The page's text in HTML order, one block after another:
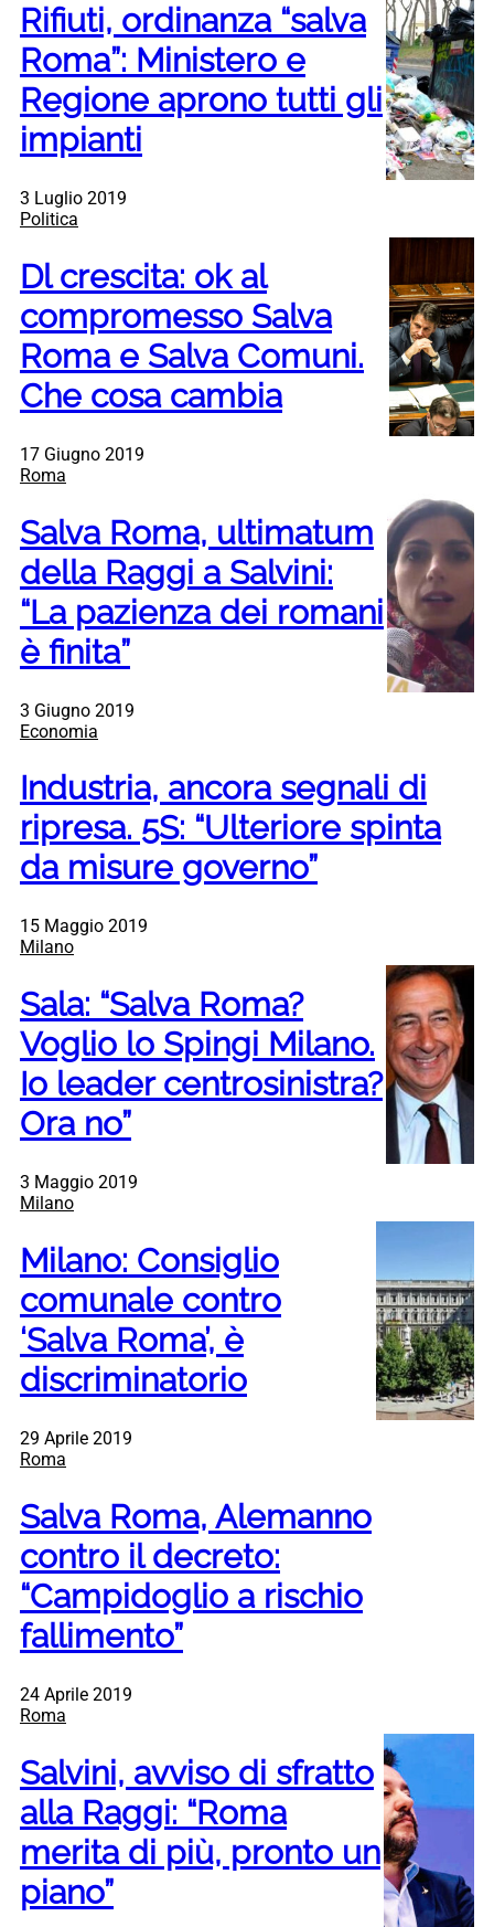
Rifiuti, ordinanza “salva
Roma”: Ministero e
Regione aprono tutti gli
impianti
3 Luglio 2019
Politica
Dl crescita: ok al
compromesso Salva
Roma e Salva Comuni.
Che cosa cambia
17 Giugno 2019
Roma
Salva Roma, ultimatum
della Raggi a Salvini:
“La pazienza dei romani
è finita”
3 Giugno 2019
Economia
Industria, ancora segnali di
ripresa. 5S: “Ulteriore spinta
da misure governo”
15 Maggio 2019
Milano
Sala: “Salva Roma?
Voglio lo Spingi Milano.
Io leader centrosinistra?
Ora no”
3 Maggio 2019
Milano
Milano: Consiglio
comunale contro
‘Salva Roma’, è
discriminatorio
29 Aprile 2019
Roma
Salva Roma, Alemanno
contro il decreto:
“Campidoglio a rischio
fallimento”
24 Aprile 2019
Roma
Salvini, avviso di sfratto
alla Raggi: “Roma
merita di più, pronto un
piano”